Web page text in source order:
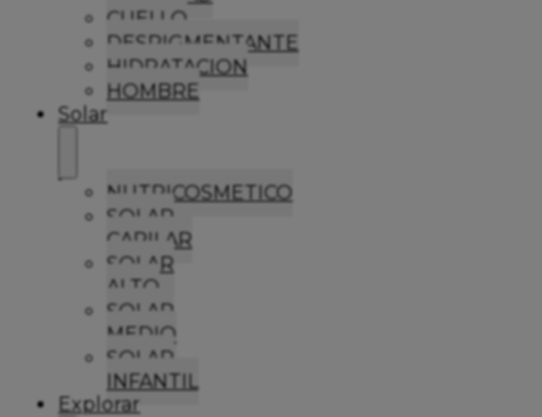
CUELLO
DESPIGMENTANTE
HIDRATACION
HOMBRE
Solar
NUTRICOSMETICO
SOLAR
CAPILAR
SOLAR
ALTO
SOLAR
MEDIO
SOLAR
INFANTIL
Explorar